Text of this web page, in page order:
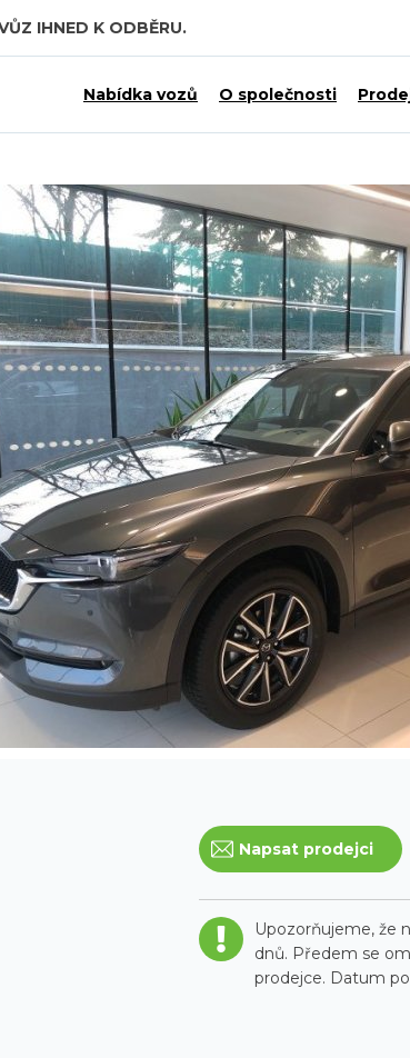
IHNED K ODBĚRU.
Nabídka vozů O společnosti
Napsat prodejci
Upozorňujeme, že
dnů. Předem se
prodejce. Datum